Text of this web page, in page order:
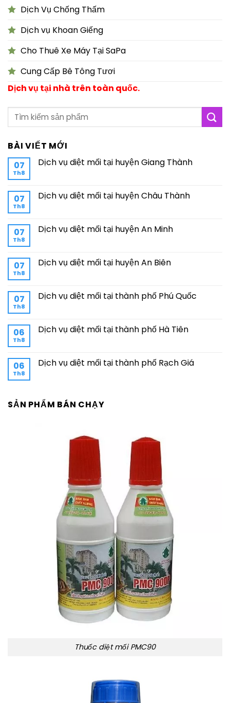
Dịch Vụ Chống Thấm
Dịch vụ Khoan Giếng
Cho Thuê Xe Máy Tại SaPa
Cung Cấp Bê Tông Tươi
Dịch vụ tại nhà trên toàn quốc.
BÀI VIẾT MỚI
07
Th8
Dịch vụ diệt mối tại huyện Giang Thành
07
Th8
Dịch vụ diệt mối tại huyện Châu Thành
07
Th8
Dịch vụ diệt mối tại huyện An Minh
07
Th8
Dịch vụ diệt mối tại huyện An Biên
07
Th8
Dịch vụ diệt mối tại thành phố Phú Quốc
06
Th8
Dịch vụ diệt mối tại thành phố Hà Tiên
06
Th8
Dịch vụ diệt mối tại thành phố Rạch Giá
SẢN PHẨM BÁN CHẠY
Thuốc diệt mối PMC90